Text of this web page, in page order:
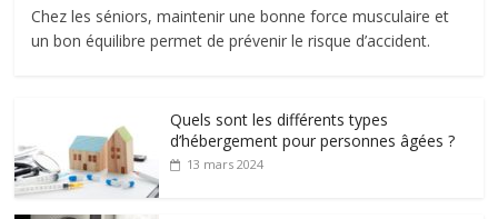
Chez les séniors, maintenir une bonne force musculaire et
un bon équilibre permet de prévenir le risque d’accident.
Quels sont les différents types
d’hébergement pour personnes âgées ?
13 mars 2024